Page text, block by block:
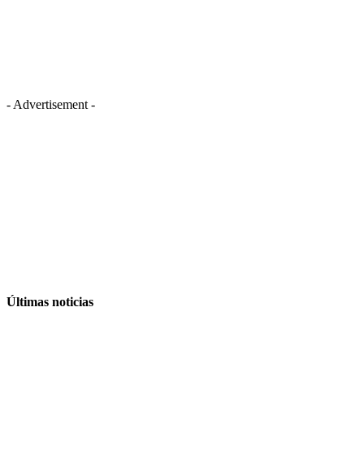
- Advertisement -
Últimas noticias